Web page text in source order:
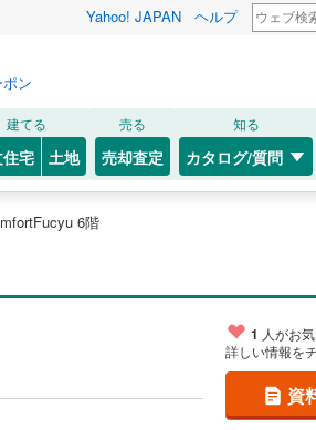
Yahoo! JAPAN ヘルプ
ン
建てる
宅 土地
売る
売却査定
知る
カタログ/質問
6階
1 人がお
詳しい情報を
資